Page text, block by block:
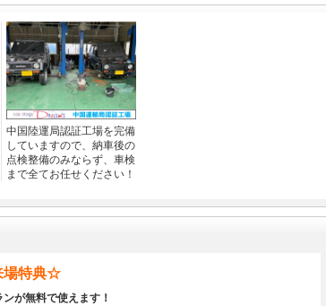
中国陸運局認証工場を完備
していますので、納車後の
点検整備のみならず、車検
まで全てお任せください！
特典☆
ンが無料で使えます！